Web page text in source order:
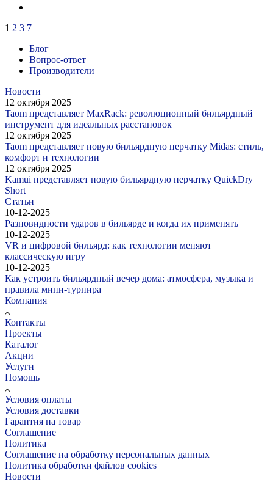
1 2 3 7
Блог
Вопрос-ответ
Производители
Новости
12 октября 2025
Taom представляет MaxRack: революционный бильярдный
инструмент для идеальных расстановок
12 октября 2025
Taom представляет новую бильярдную перчатку Midas: стиль,
комфорт и технологии
12 октября 2025
Kamui представляет новую бильярдную перчатку QuickDry
Short
Статьи
10-12-2025
Разновидности ударов в бильярде и когда их применять
10-12-2025
VR и цифровой бильярд: как технологии меняют
классическую игру
10-12-2025
Как устроить бильярдный вечер дома: атмосфера, музыка и
правила мини-турнира
Компания
Контакты
Проекты
Каталог
Акции
Услуги
Помощь
Условия оплаты
Условия доставки
Гарантия на товар
Соглашение
Политика
Соглашение на обработку персональных данных
Политика обработки файлов cookies
Новости